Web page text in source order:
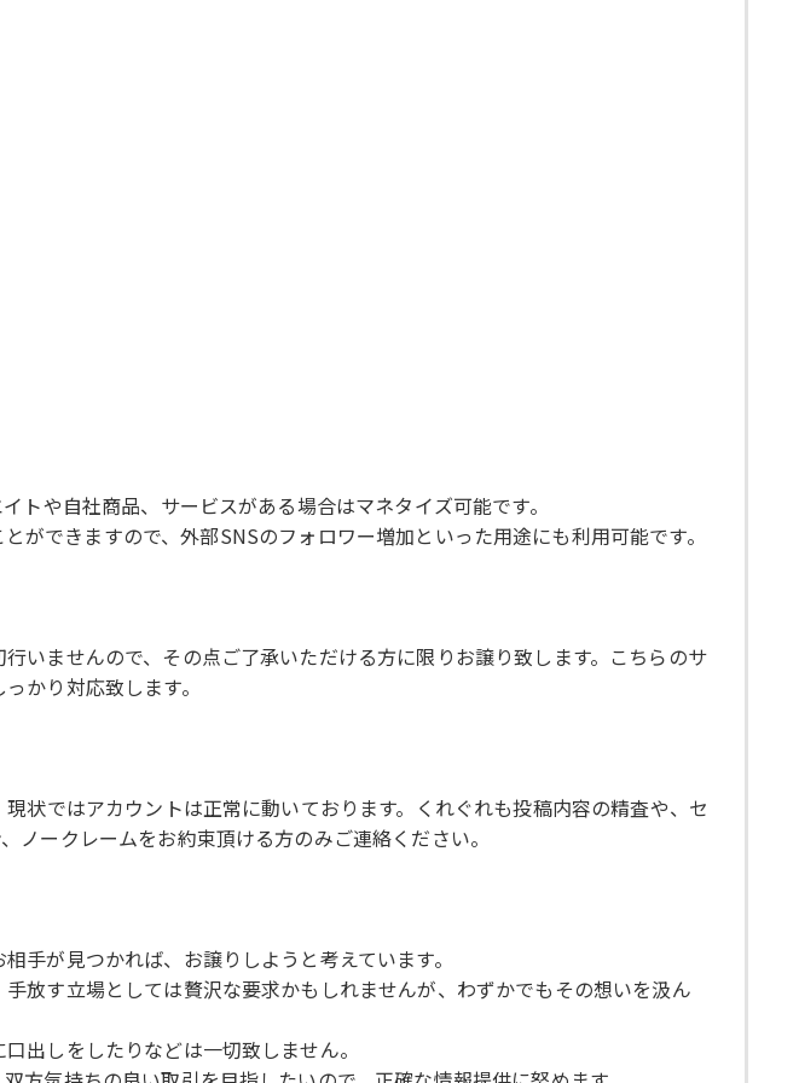
や自社商品、サービスがある場合はマネタイズ可能です。
できますので、外部SNSのフォロワー増加といった用途にも利用可能です。
いませんので、その点ご了承いただける方に限りお譲り致します。こちらのサ
かり対応致します。
状ではアカウントは正常に動いております。くれぐれも投稿内容の精査や、セ
ークレームをお約束頂ける方のみご連絡ください。
手が見つかれば、お譲りしようと考えています。
放す立場としては贅沢な要求かもしれませんが、わずかでもその想いを汲ん
出しをしたりなどは一切致しません。